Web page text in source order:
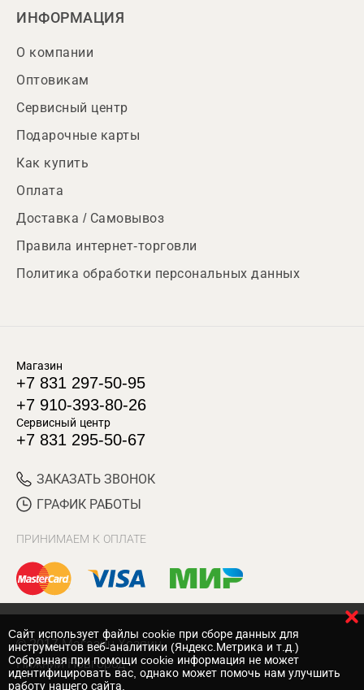
ИНФОРМАЦИЯ
О компании
Оптовикам
Сервисный центр
Подарочные карты
Как купить
Оплата
Доставка / Самовывоз
Правила интернет-торговли
Политика обработки персональных данных
Магазин
+7 831 297-50-95
+7 910-393-80-26
Сервисный центр
+7 831 295-50-67
ЗАКАЗАТЬ ЗВОНОК
ГРАФИК РАБОТЫ
ПРИНИМАЕМ К ОПЛАТЕ
© 2017 Магазин Хозяин
Нижний Новгород
Cайт использует файлы cookie при сборе данных для
инструментов веб-аналитики (Яндекс.Метрика и т.д.)
Собранная при помощи cookie информация не может
идентифицировать вас, однако может помочь нам улучшить
работу нашего сайта.